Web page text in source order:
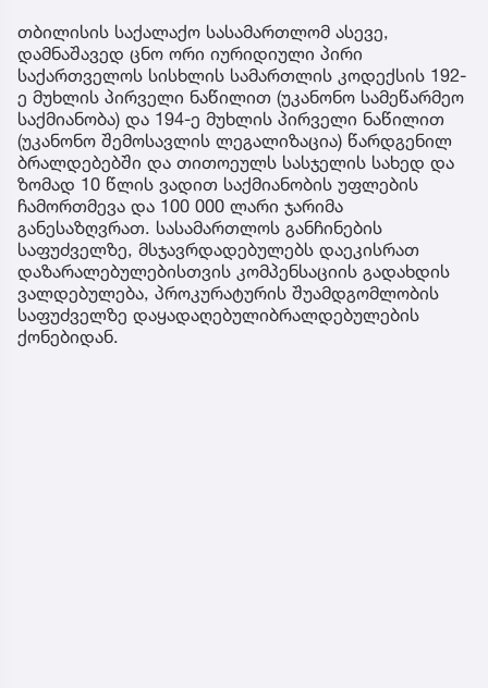
თბილისის საქალაქო სასამართლომ ასევე,
დამნაშავედ ცნო ორი იურიდიული პირი
საქართველოს სისხლის სამართლის კოდექსის 192-
ე მუხლის პირველი ნაწილით (უკანონო სამეწარმეო
საქმიანობა) და 194-ე მუხლის პირველი ნაწილით
(უკანონო შემოსავლის ლეგალიზაცია) წარდგენილ
ბრალდებებში და თითოეულს სასჯელის სახედ და
ზომად 10 წლის ვადით საქმიანობის უფლების
ჩამორთმევა და 100 000 ლარი ჯარიმა
განესაზღვრათ. სასამართლოს განჩინების
საფუძველზე, მსჯავრდადებულებს დაეკისრათ
დაზარალებულებისთვის კომპენსაციის გადახდის
ვალდებულება, პროკურატურის შუამდგომლობის
საფუძველზე დაყადაღებულიბრალდებულების
ქონებიდან.